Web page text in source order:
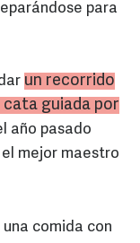
para
un recorrido
guiada por
año pasado
mejor maestro
comida con